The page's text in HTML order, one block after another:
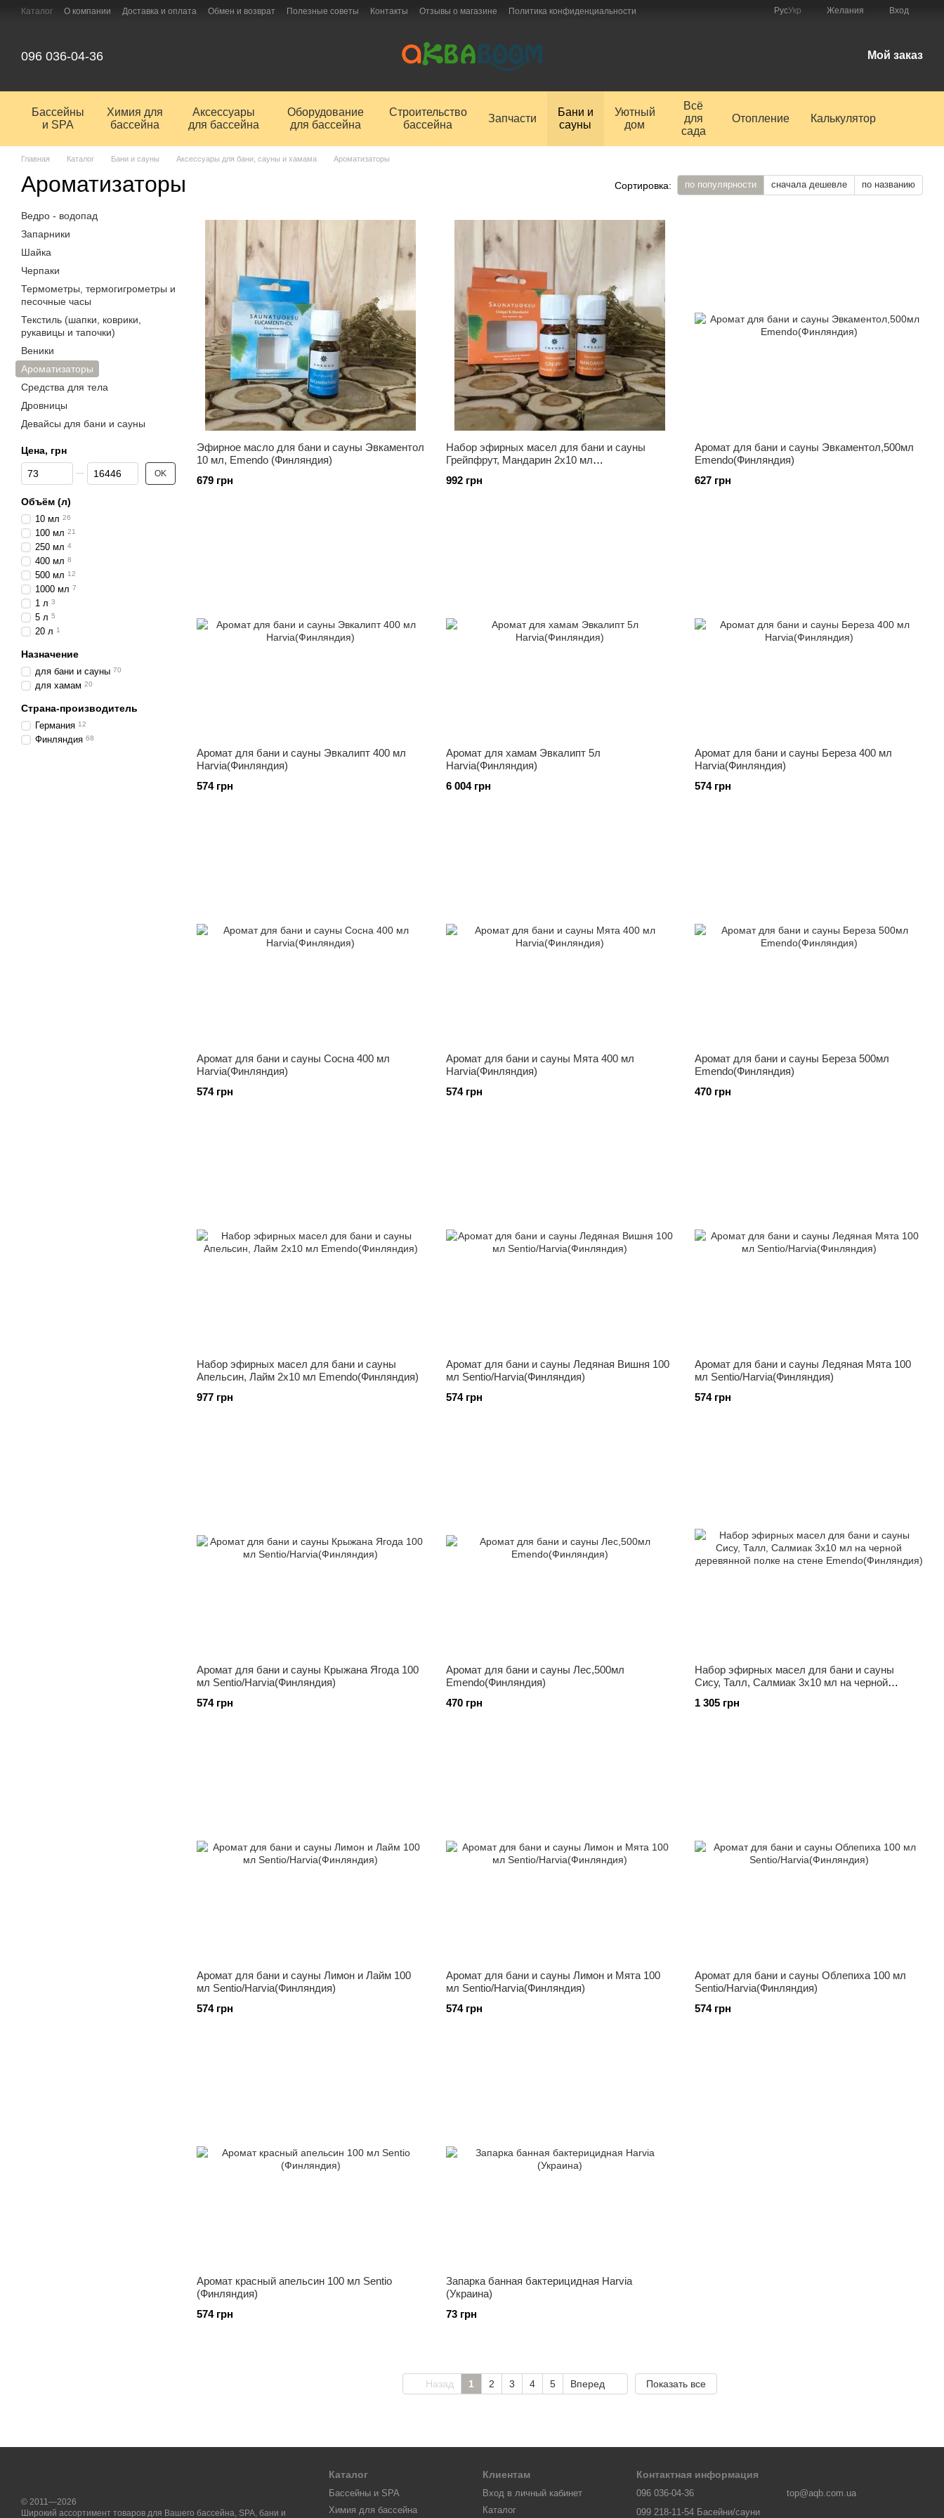
Перейти к основному контенту
Каталог О компании Доставка и оплата Обмен и возврат Полезные советы Контакты Отзывы о магазине Политика конфиденциальности РусУкр Желания Вход
096 036-04-36 Мой заказ
Бассейны
и SPA
Химия для
бассейна
Аксессуары
для бассейна
Оборудование
для бассейна
Строительство
бассейна
Запчасти
Бани и
сауны
Уютный
дом
Всё
для
сада
Отопление Калькулятор
Главная Каталог Бани и сауны Аксессуары для бани, сауны и хамама Ароматизаторы
Ароматизаторы Сортировка: по популярности сначала дешевле по названию
Эфирное масло для бани и сауны Эвкаментол
10 мл, Emendo (Финляндия)
679 грн
Набор эфирных масел для бани и сауны
Грейпфрут, Мандарин 2х10 мл
992 грн
Аромат для бани и сауны Эвкаментол,500мл
Emendo(Финляндия)
627 грн
Аромат для бани и сауны Эвкалипт 400 мл
Harvia(Финляндия)
574 грн
Аромат для хамам Эвкалипт 5л
Harvia(Финляндия)
6 004 грн
Аромат для бани и сауны Береза ​​400 мл
Harvia(Финляндия)
574 грн
Аромат для бани и сауны Сосна 400 мл
Harvia(Финляндия)
574 грн
Аромат для бани и сауны Мята 400 мл
Harvia(Финляндия)
574 грн
Аромат для бани и сауны Береза ​​500мл
Emendo(Финляндия)
470 грн
Набор эфирных масел для бани и сауны
Апельсин, Лайм 2х10 мл Emendo(Финляндия)
977 грн
Аромат для бани и сауны Ледяная Вишня 100
мл Sentio/Harvia(Финляндия)
574 грн
Аромат для бани и сауны Ледяная Мята 100
мл Sentio/Harvia(Финляндия)
574 грн
Аромат для бани и сауны Крыжана Ягода 100
мл Sentio/Harvia(Финляндия)
574 грн
Аромат для бани и сауны Лес,500мл
Emendo(Финляндия)
470 грн
Набор эфирных масел для бани и сауны
Сису, Талл, Салмиак 3х10 мл на черной
Emendo(Финляндия)
1 305 грн
Аромат для бани и сауны Лимон и Лайм 100
мл Sentio/Harvia(Финляндия)
574 грн
Аромат для бани и сауны Лимон и Мята 100
мл Sentio/Harvia(Финляндия)
574 грн
Аромат для бани и сауны Облепиха 100 мл
Sentio/Harvia(Финляндия)
574 грн
Аромат красный апельсин 100 мл Sentio
(Финляндия)
574 грн
Запарка банная бактерицидная Harvia
(Украина)
73 грн
Назад 1 2 3 4 5 Вперед Показать все
Ведро - водопад
Запарники
Шайка
Черпаки
Термометры, термогигрометры и
песочные часы
Текстиль (шапки, коврики,
рукавицы и тапочки)
Веники
Ароматизаторы
Средства для тела
Дровницы
Девайсы для бани и сауны
Цена, грн
От Цена, грн
До Цена, грн OK
Объём (л)
10 мл 26
100 мл 21
250 мл 4
400 мл 8
500 мл 12
1000 мл 7
1 л 3
5 л 5
20 л 1
Назначение
для бани и сауны 70
для хамам 20
Страна-производитель
Германия 12
Финляндия 68
© 2011—2026
Широкий ассортимент товаров для Вашего бассейна, SPA, бани и
Каталог
Бассейны и SPA
Химия для бассейна
Клиентам
Вход в личный кабинет
Каталог
Контактная информация
096 036-04-36
099 218-11-54 Басейни/сауни
top@aqb.com.ua